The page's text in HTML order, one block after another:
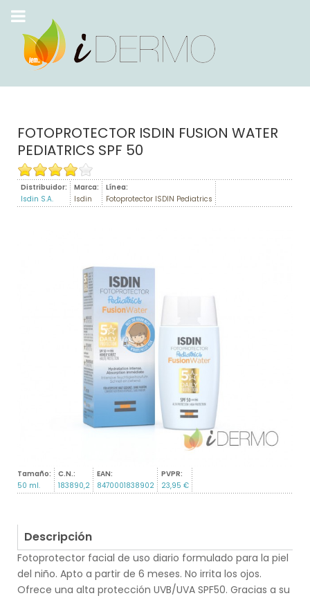
FOTOPROTECTOR ISDIN FUSION WATER
PEDIATRICS SPF 50
Distribuidor:
Isdin S.A.
Marca:
Isdin
Línea:
Fotoprotector ISDIN Pediatrics
Tamaño:
50 ml.
C.N.:
183890,2
EAN:
8470001838902
PVPR:
23,95 €
Descripción
Fotoprotector facial de uso diario formulado para la piel
del niño. Apto a partir de 6 meses. No irrita los ojos.
Ofrece una alta protección UVB/UVA SPF50. Gracias a su